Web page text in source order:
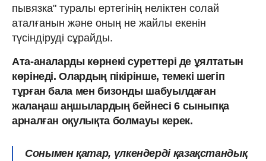
пывязка" туралы ертегінің неліктен солай
аталғанын және оның не жайлы екенін
түсіндіруді сұрайды.
Ата-аналарды көрнекі суреттері де ұялтатын
көрінеді. Олардың пікірінше, темекі шегіп
тұрған бала мен бизонды шабуылдаған
жалаңаш аңшылардың бейнесі 6 сыныпқа
арналған оқулықта болмауы керек.
Сонымен қатар, үлкендерді қазақстандық